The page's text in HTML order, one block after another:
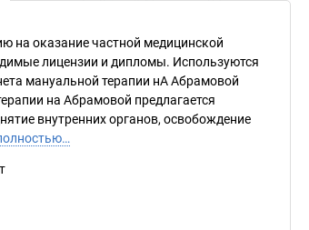
на оказание частной медицинской
лицензии и дипломы. Используются
мануальной терапии нА Абрамовой
на Абрамовой предлагается
внутренних органов, освобождение